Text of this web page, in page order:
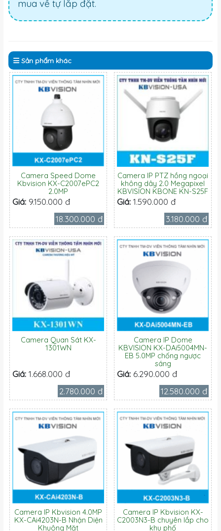
mua về tự lắp đặt.
Sản phẩm khác
Camera Speed Dome
Kbvision KX-C2007ePC2
2.0MP
Giá: 9.150.000 đ
18.300.000 đ
Camera IP PTZ hồng ngoại
không dây 2.0 Megapixel
KBVISION KBONE KN-S25F
Giá: 1.590.000 đ
3.180.000 đ
Camera Quan Sát KX-
1301WN
Giá: 1.668.000 đ
2.780.000 đ
Camera IP Dome
KBVISION KX-DAi5004MN-
EB 5.0MP chống ngược
sáng
Giá: 6.290.000 đ
12.580.000 đ
Camera IP Kbvision 4.0MP
KX-CAi4203N-B Nhận Diện
Khuông Mặt
Camera IP Kbvision KX-
C2003N3-B chuyên lắp cho
khu phố